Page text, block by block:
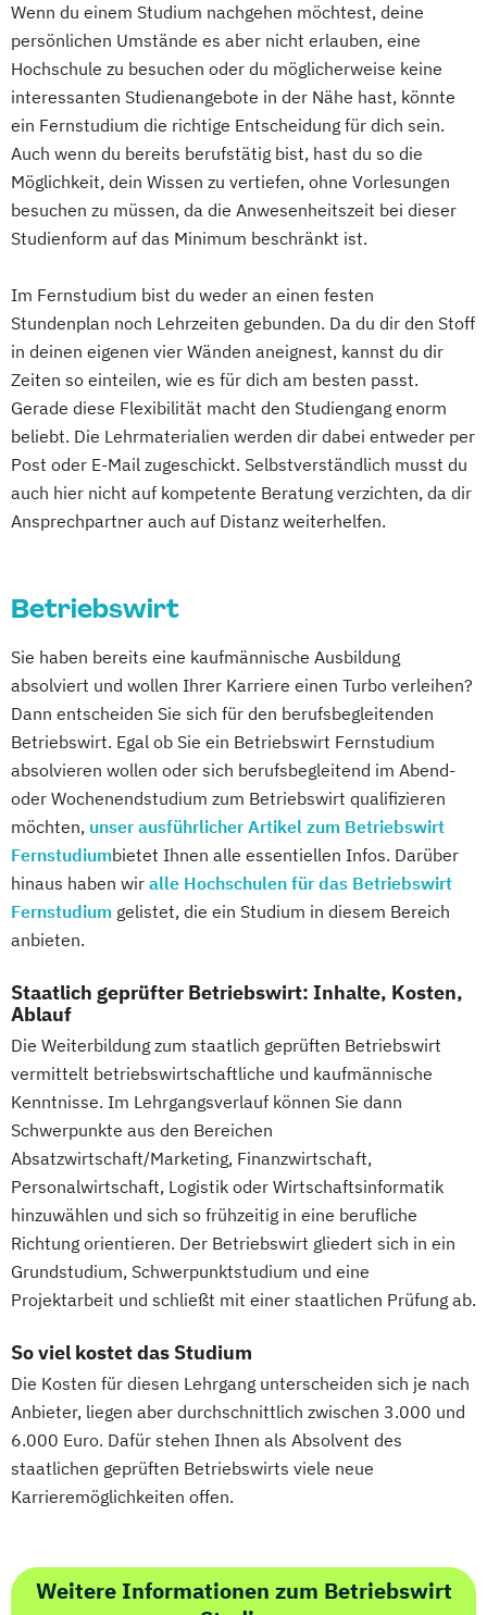
Betriebswirtschaftslehre und Führung
Betriebswirtschaftslehre – Office
Management
Business Administration (DE/EN)
Business Intelligence
Business Intelligence (DE/EN)
Cloud Computing
Coaching
Coaching und Supervision
Customer Centricity
Cyber Security (DE/EN)
Data Management (DE/EN)
DevOps und Cloud Computing (DE/EN)
Digital Business (DE/EN)
Digital Business Management
Digital Entrepreneurship Digital Health
Digital Innovation and Intrapreneurship
(DE/EN)
Digital Transformation Management -
Digitale Betriebswirtschaftslehre
Digitale Transformation Diätetik
E-Beratung in der Pädagogik
E-Commerce Elektrotechnik
Engineering (DE/EN)
Engineering Management (DE/EN)
Entrepreneurship (DE/EN)
Ernährungswissenschaften
Eventmanagement
Facility Management
Finance
Finanzmanagement
Fintech Fitnessökonomie Game Design
Gartenbau
General Management
Gerontologie
Gesundheitsmanagement
Gesundheitspsychologie
Gesundheitspädagogik
Gesundheitsökonomie Growth Hacking
Growth Hacking (DE/EN)
Heilpädagogik
Heilpädagogik und Inklusion
Heilpädagogik/Inklusionspädagogik
Hotelmanagement (DE/EN)
IT-Management Immobilienmanagement
Immobilienmanagement für
Immobilienwirtschaft Informatik
Information Technology Management
Wenn du einem Studium nachgehen möchtest, deine
persönlichen Umstände es aber nicht erlauben, eine
Hochschule zu besuchen oder du möglicherweise keine
interessanten Studienangebote in der Nähe hast, könnte
ein Fernstudium die richtige Entscheidung für dich sein.
Auch wenn du bereits berufstätig bist, hast du so die
Möglichkeit, dein Wissen zu vertiefen, ohne Vorlesungen
besuchen zu müssen, da die Anwesenheitszeit bei dieser
Studienform auf das Minimum beschränkt ist.
Im Fernstudium bist du weder an einen festen
Stundenplan noch Lehrzeiten gebunden. Da du dir den Stoff
in deinen eigenen vier Wänden aneignest, kannst du dir
Zeiten so einteilen, wie es für dich am besten passt.
Gerade diese Flexibilität macht den Studiengang enorm
beliebt. Die Lehrmaterialien werden dir dabei entweder per
Post oder E-Mail zugeschickt. Selbstverständlich musst du
auch hier nicht auf kompetente Beratung verzichten, da dir
Ansprechpartner auch auf Distanz weiterhelfen.
Betriebswirt
Sie haben bereits eine kaufmännische Ausbildung
absolviert und wollen Ihrer Karriere einen Turbo verleihen?
Dann entscheiden Sie sich für den berufsbegleitenden
Betriebswirt. Egal ob Sie ein Betriebswirt Fernstudium
absolvieren wollen oder sich berufsbegleitend im Abend-
oder Wochenendstudium zum Betriebswirt qualifizieren
möchten, unser ausführlicher Artikel zum Betriebswirt
Fernstudiumbietet Ihnen alle essentiellen Infos. Darüber
hinaus haben wir alle Hochschulen für das Betriebswirt
Fernstudium gelistet, die ein Studium in diesem Bereich
anbieten.
Staatlich geprüfter Betriebswirt: Inhalte, Kosten,
Ablauf
Die Weiterbildung zum staatlich geprüften Betriebswirt
vermittelt betriebswirtschaftliche und kaufmännische
Kenntnisse. Im Lehrgangsverlauf können Sie dann
Schwerpunkte aus den Bereichen
Absatzwirtschaft/Marketing, Finanzwirtschaft,
Personalwirtschaft, Logistik oder Wirtschaftsinformatik
hinzuwählen und sich so frühzeitig in eine berufliche
Richtung orientieren. Der Betriebswirt gliedert sich in ein
Grundstudium, Schwerpunktstudium und eine
Projektarbeit und schließt mit einer staatlichen Prüfung ab.
So viel kostet das Studium
Die Kosten für diesen Lehrgang unterscheiden sich je nach
Anbieter, liegen aber durchschnittlich zwischen 3.000 und
6.000 Euro. Dafür stehen Ihnen als Absolvent des
staatlichen geprüften Betriebswirts viele neue
Karrieremöglichkeiten offen.
Weitere Informationen zum Betriebswirt